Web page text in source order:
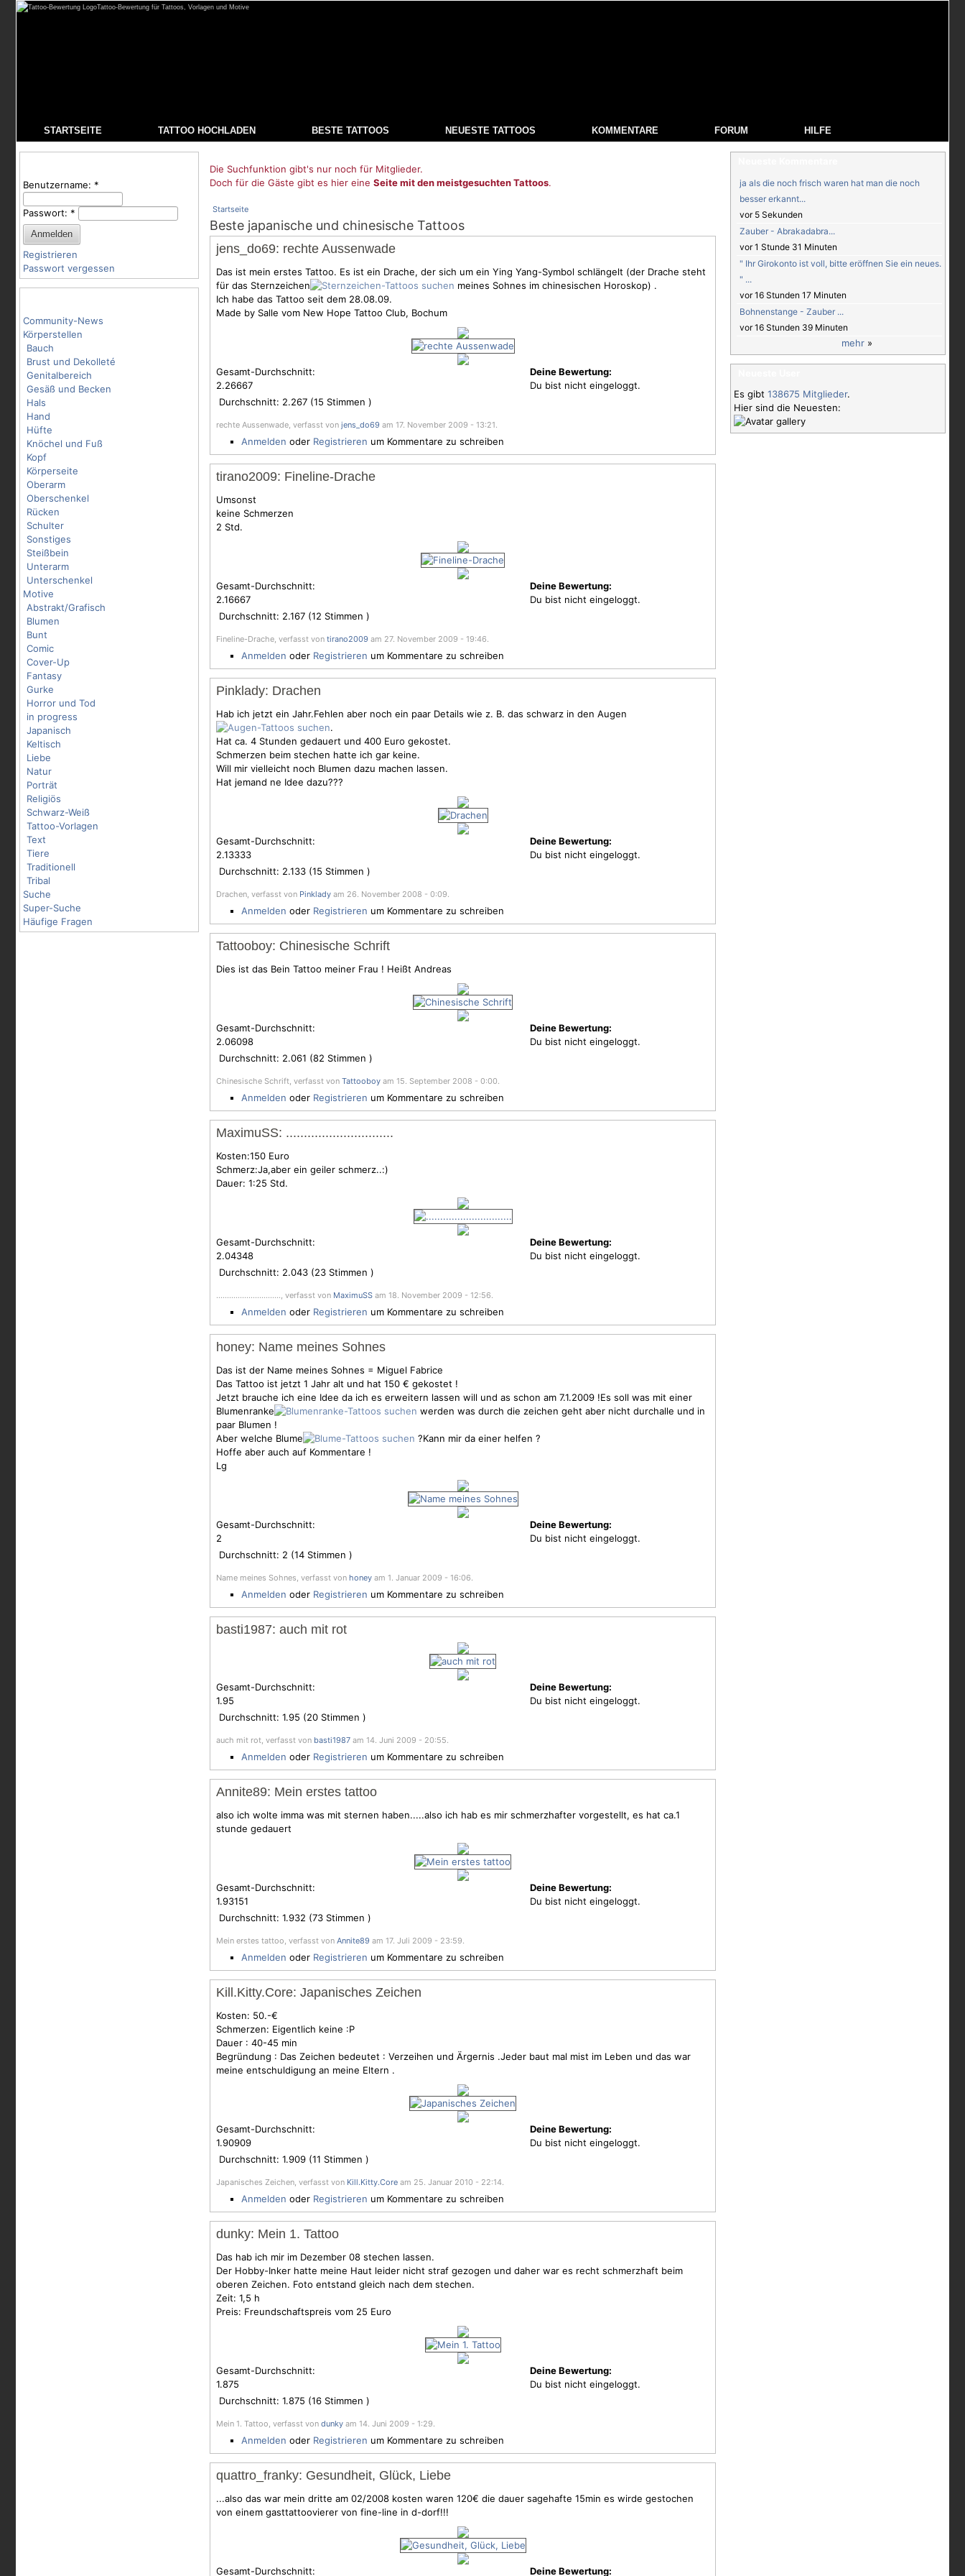
Tattoo-Bewertung für Tattoos, Vorlagen und Motive
STARTSEITE TATTOO HOCHLADEN BESTE TATTOOS NEUESTE TATTOOS KOMMENTARE FORUM HILFE
Benutzername: *
Passwort: *
Registrieren
Passwort vergessen
Community-News
Körperstellen
Bauch
Brust und Dekolleté
Genitalbereich
Gesäß und Becken
Hals
Hand
Hüfte
Knöchel und Fuß
Kopf
Körperseite
Oberarm
Oberschenkel
Rücken
Schulter
Sonstiges
Steißbein
Unterarm
Unterschenkel
Motive
Abstrakt/Grafisch
Blumen
Bunt
Comic
Cover-Up
Fantasy
Gurke
Horror und Tod
in progress
Japanisch
Keltisch
Liebe
Natur
Porträt
Religiös
Schwarz-Weiß
Tattoo-Vorlagen
Text
Tiere
Traditionell
Tribal
Suche
Super-Suche
Häufige Fragen
Die Suchfunktion gibt's nur noch für Mitglieder.
Doch für die Gäste gibt es hier eine Seite mit den meistgesuchten Tattoos.
Startseite
Beste japanische und chinesische Tattoos
jens_do69: rechte Aussenwade
Das ist mein erstes Tattoo. Es ist ein Drache, der sich um ein Ying Yang-Symbol schlängelt (der Drache steht
für das Sternzeichen
meines Sohnes im chinesischen Horoskop) .
Ich habe das Tattoo seit dem 28.08.09.
Made by Salle vom New Hope Tattoo Club, Bochum
Gesamt-Durchschnitt:
2.26667
Durchschnitt: 2.267 (15 Stimmen )
Deine Bewertung:
Du bist nicht eingeloggt.
rechte Aussenwade, verfasst von jens_do69 am 17. November 2009 - 13:21.
Anmelden oder Registrieren um Kommentare zu schreiben
tirano2009: Fineline-Drache
Umsonst
keine Schmerzen
2 Std.
Gesamt-Durchschnitt:
2.16667
Durchschnitt: 2.167 (12 Stimmen )
Deine Bewertung:
Du bist nicht eingeloggt.
Fineline-Drache, verfasst von tirano2009 am 27. November 2009 - 19:46.
Anmelden oder Registrieren um Kommentare zu schreiben
Pinklady: Drachen
Hab ich jetzt ein Jahr.Fehlen aber noch ein paar Details wie z. B. das schwarz in den Augen
.
Hat ca. 4 Stunden gedauert und 400 Euro gekostet.
Schmerzen beim stechen hatte ich gar keine.
Will mir vielleicht noch Blumen dazu machen lassen.
Hat jemand ne Idee dazu???
Gesamt-Durchschnitt:
2.13333
Durchschnitt: 2.133 (15 Stimmen )
Deine Bewertung:
Du bist nicht eingeloggt.
Drachen, verfasst von Pinklady am 26. November 2008 - 0:09.
Anmelden oder Registrieren um Kommentare zu schreiben
Tattooboy: Chinesische Schrift
Dies ist das Bein Tattoo meiner Frau ! Heißt Andreas
Gesamt-Durchschnitt:
2.06098
Durchschnitt: 2.061 (82 Stimmen )
Deine Bewertung:
Du bist nicht eingeloggt.
Chinesische Schrift, verfasst von Tattooboy am 15. September 2008 - 0:00.
Anmelden oder Registrieren um Kommentare zu schreiben
MaximuSS: ..............................
Kosten:150 Euro
Schmerz:Ja,aber ein geiler schmerz..:)
Dauer: 1:25 Std.
Gesamt-Durchschnitt:
2.04348
Durchschnitt: 2.043 (23 Stimmen )
Deine Bewertung:
Du bist nicht eingeloggt.
.............................., verfasst von MaximuSS am 18. November 2009 - 12:56.
Anmelden oder Registrieren um Kommentare zu schreiben
honey: Name meines Sohnes
Das ist der Name meines Sohnes = Miguel Fabrice
Das Tattoo ist jetzt 1 Jahr alt und hat 150 € gekostet !
Jetzt brauche ich eine Idee da ich es erweitern lassen will und as schon am 7.1.2009 !Es soll was mit einer
Blumenranke
werden was durch die zeichen geht aber nicht durchalle und in
paar Blumen !
Aber welche Blume
?Kann mir da einer helfen ?
Hoffe aber auch auf Kommentare !
Lg
Gesamt-Durchschnitt:
2
Durchschnitt: 2 (14 Stimmen )
Deine Bewertung:
Du bist nicht eingeloggt.
Name meines Sohnes, verfasst von honey am 1. Januar 2009 - 16:06.
Anmelden oder Registrieren um Kommentare zu schreiben
basti1987: auch mit rot
Gesamt-Durchschnitt:
1.95
Durchschnitt: 1.95 (20 Stimmen )
Deine Bewertung:
Du bist nicht eingeloggt.
auch mit rot, verfasst von basti1987 am 14. Juni 2009 - 20:55.
Anmelden oder Registrieren um Kommentare zu schreiben
Annite89: Mein erstes tattoo
also ich wolte imma was mit sternen haben.....also ich hab es mir schmerzhafter vorgestellt, es hat ca.1
stunde gedauert
Gesamt-Durchschnitt:
1.93151
Durchschnitt: 1.932 (73 Stimmen )
Deine Bewertung:
Du bist nicht eingeloggt.
Mein erstes tattoo, verfasst von Annite89 am 17. Juli 2009 - 23:59.
Anmelden oder Registrieren um Kommentare zu schreiben
Kill.Kitty.Core: Japanisches Zeichen
Kosten: 50.-€
Schmerzen: Eigentlich keine :P
Dauer : 40-45 min
Begründung : Das Zeichen bedeutet : Verzeihen und Ärgernis .Jeder baut mal mist im Leben und das war
meine entschuldigung an meine Eltern .
Gesamt-Durchschnitt:
1.90909
Durchschnitt: 1.909 (11 Stimmen )
Deine Bewertung:
Du bist nicht eingeloggt.
Japanisches Zeichen, verfasst von Kill.Kitty.Core am 25. Januar 2010 - 22:14.
Anmelden oder Registrieren um Kommentare zu schreiben
dunky: Mein 1. Tattoo
Das hab ich mir im Dezember 08 stechen lassen.
Der Hobby-Inker hatte meine Haut leider nicht straf gezogen und daher war es recht schmerzhaft beim
oberen Zeichen. Foto entstand gleich nach dem stechen.
Zeit: 1,5 h
Preis: Freundschaftspreis vom 25 Euro
Gesamt-Durchschnitt:
1.875
Durchschnitt: 1.875 (16 Stimmen )
Deine Bewertung:
Du bist nicht eingeloggt.
Mein 1. Tattoo, verfasst von dunky am 14. Juni 2009 - 1:29.
Anmelden oder Registrieren um Kommentare zu schreiben
quattro_franky: Gesundheit, Glück, Liebe
...also das war mein dritte am 02/2008 kosten waren 120€ die dauer sagehafte 15min es wirde gestochen
von einem gasttattoovierer von fine-line in d-dorf!!!
Gesamt-Durchschnitt: Deine Bewertung:
ja als die noch frisch waren hat man die noch
besser erkannt...
vor 5 Sekunden
Zauber - Abrakadabra...
vor 1 Stunde 31 Minuten
" Ihr Girokonto ist voll, bitte eröffnen Sie ein neues.
" ...
vor 16 Stunden 17 Minuten
Bohnenstange - Zauber ...
vor 16 Stunden 39 Minuten
mehr »
Es gibt 138675 Mitglieder.
Hier sind die Neuesten: